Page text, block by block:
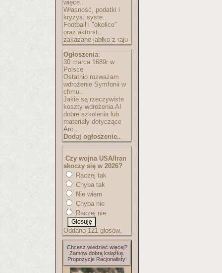
więce..
Własność, podatki i
kryzys: syste..
Football i "okolice"
oraz aktorst..
zakazane jabłko z raju
Ogłoszenia:
30 marca 1689r w
Polsce
Ostatnio rozważam
wdrożenie Symfonii w
chmu..
Jakie są rzeczywiste
koszty wdrożenia AI
dobre szkolenia lub
materiały dotyczące
Arc..
Dodaj ogłoszenie..
Czy wojna USA/Iran
skoczy się w 2026?
Raczej tak
Chyba tak
Nie wiem
Chyba nie
Raczej nie
Oddano 121 głosów.
Chcesz wiedzieć więcej?
Zamów dobrą książkę.
Propozycje Racjonalisty: